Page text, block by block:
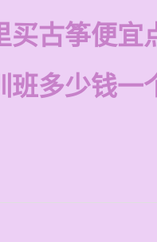
买古筝便宜
班多少钱一